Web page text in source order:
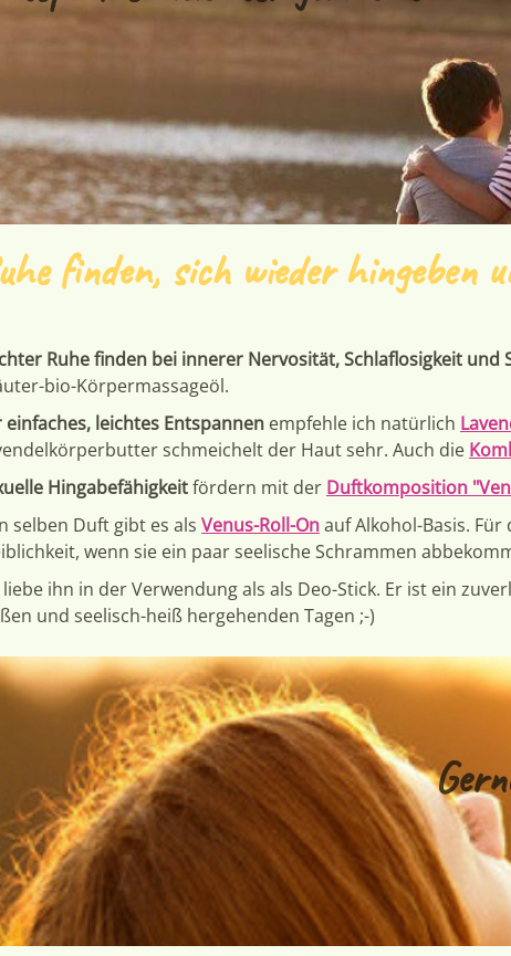
finden, sich wieder hingeben
Ruhe finden bei innerer Nervosität, Schlaflosigkeit und
bio-Körpermassageöl.
einfaches, leichtes Entspannen empfehle ich natürlich
schmeichelt der Haut sehr. Auch die
Hingabefähigkeitfördern mit der Duftkomposition
selben Duft gibt es als Venus-Roll-Onauf Alkohol-Basis.
wenn sie ein paar seelische Schrammen
liebe ihn in der Verwendung als als Deo-Stick. Er ist ein
und seelisch-heiß hergehenden Tagen ;-)